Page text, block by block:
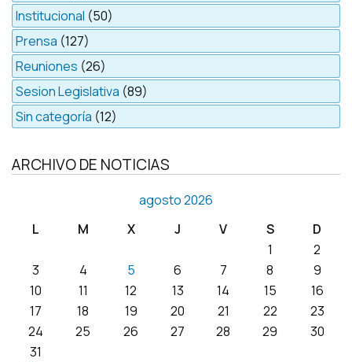
Institucional (50)
Prensa (127)
Reuniones (26)
Sesion Legislativa (89)
Sin categoría (12)
ARCHIVO DE NOTICIAS
agosto 2026
L
M X J V S
D
1
2
3
4 5 6 7 8
9
10
11 12 13 14 15
16
17
18 19 20 21 22
23
24
25 26 27 28 29
30
31